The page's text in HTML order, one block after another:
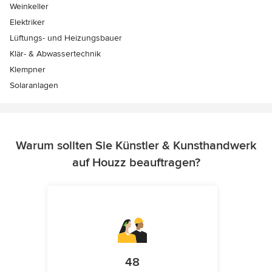
Weinkeller
Elektriker
Lüftungs- und Heizungsbauer
Klär- & Abwassertechnik
Klempner
Solaranlagen
Warum sollten Sie Künstler & Kunsthandwerk
auf Houzz beauftragen?
48